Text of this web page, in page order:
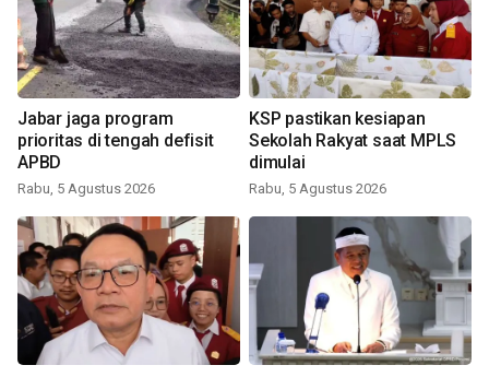
Jabar jaga program
prioritas di tengah defisit
APBD
Rabu, 5 Agustus 2026
KSP pastikan kesiapan
Sekolah Rakyat saat MPLS
dimulai
Rabu, 5 Agustus 2026